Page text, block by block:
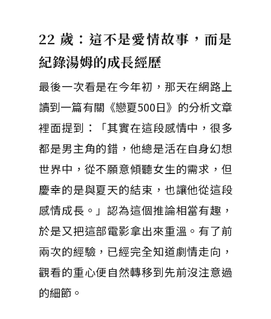
22 歲：這不是愛情故事，而是
紀錄湯姆的成長經歷
最後一次看是在今年初，那天在網路上
讀到一篇有關《戀夏500日》的分析文章
裡面提到：「其實在這段感情中，很多
都是男主角的錯，他總是活在自身幻想
世界中，從不願意傾聽女生的需求，但
慶幸的是與夏天的結束，也讓他從這段
感情成長。」認為這個推論相當有趣，
於是又把這部電影拿出來重溫。有了前
兩次的經驗，已經完全知道劇情走向，
觀看的重心便自然轉移到先前沒注意過
的細節。